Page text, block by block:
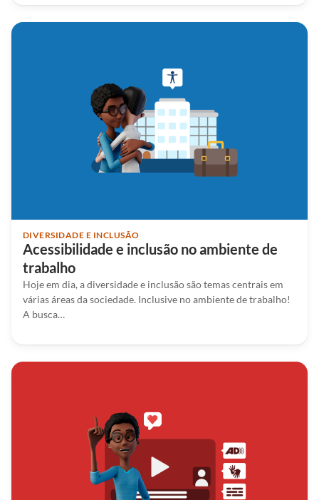
DIVERSIDADE E INCLUSÃO
Acessibilidade e inclusão no ambiente de
trabalho
Hoje em dia, a diversidade e inclusão são temas centrais em
várias áreas da sociedade. Inclusive no ambiente de trabalho!
A busca…